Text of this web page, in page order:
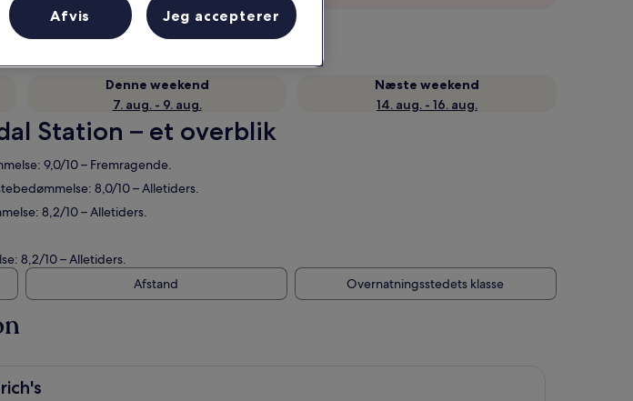
Denne weekend
7. aug. - 9. aug.
Næste weekend
14. aug. - 16. aug.
Station – et overblik
9,0/10 – Fremragende.
8,0/10 – Alletiders.
8,2/10 – Alletiders.
8,2/10 – Alletiders.
Afstand Overnatningsstedets klasse
Afvis Jeg accepterer